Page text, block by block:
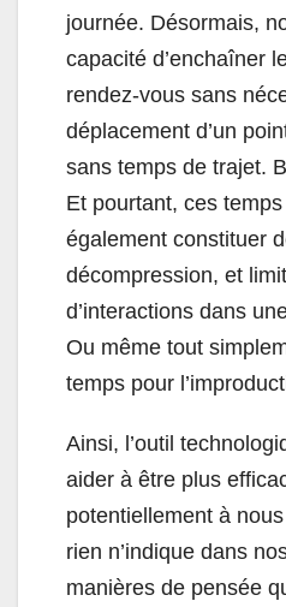
journée. Désormais,
capacité d’enchaîner
rendez-vous sans
déplacement d’un
sans temps de trajet.
Et pourtant, ces
également constituer
décompression, et
d’interactions dans
Ou même tout
temps pour
Ainsi, l’outil
aider à être plus
potentiellement à
rien n’indique dans
manières de pensée